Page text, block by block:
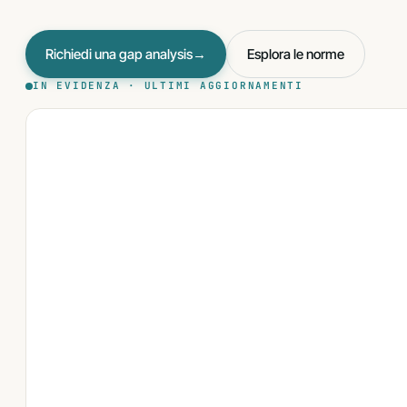
FORMAZIONE
FORMAZIONE
Richiedi una gap analysis→ Esplora le norme
IN EVIDENZA · ULTIMI AGGIORNAMENTI